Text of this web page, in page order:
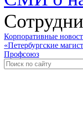
Корпоративные
«Петербургские
Профсоюз